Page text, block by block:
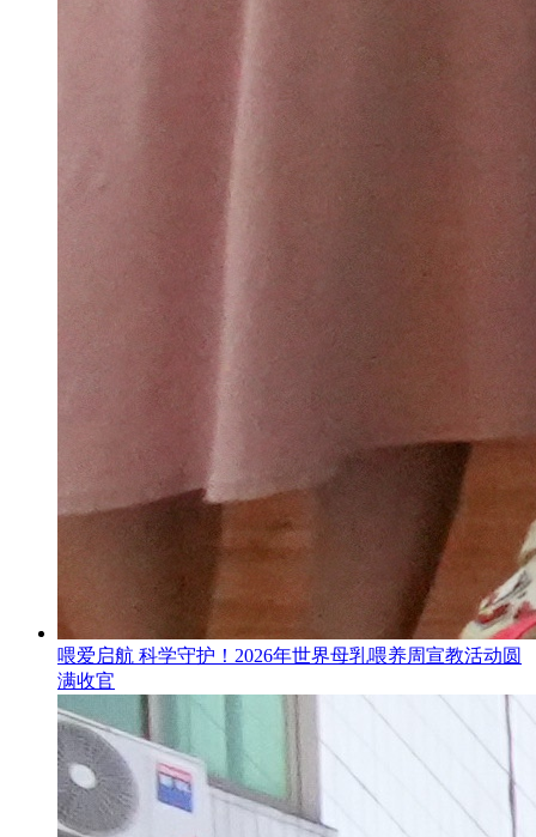
喂爱启航 科学守护！2026年世界母乳喂养周宣教活动圆
满收官